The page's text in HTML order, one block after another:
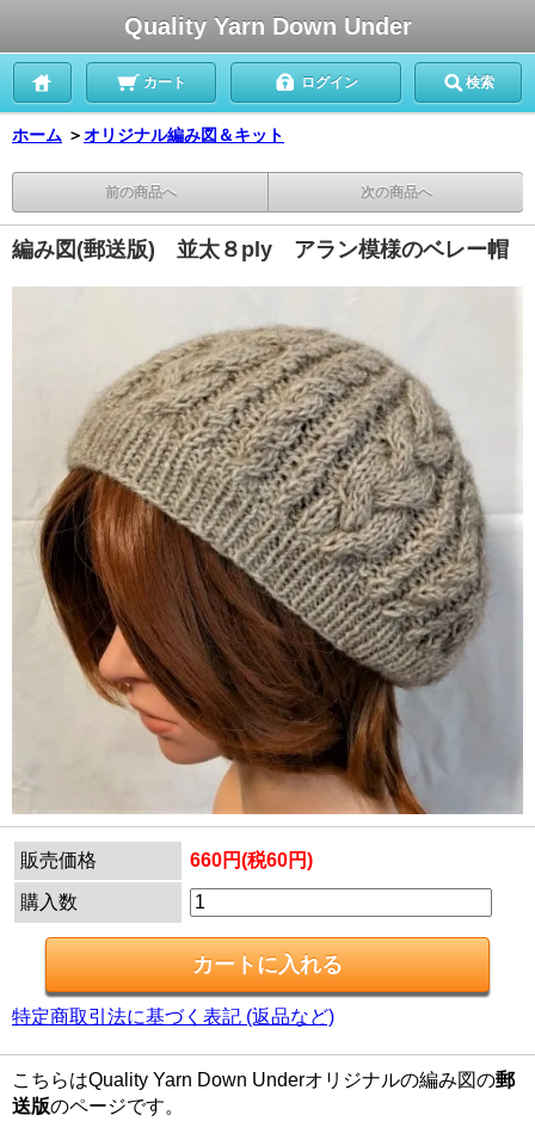
Quality Yarn Down Under
カート ログイン 検索
ホーム ＞オリジナル編み図＆キット
前の商品へ 次の商品へ
編み図(郵送版) 並太８ply アラン模様のベレー帽
販売価格 660円(税60円)
購入数
特定商取引法に基づく表記 (返品など)
こちらはQuality Yarn Down Underオリジナルの編み図の郵
送版のページです。